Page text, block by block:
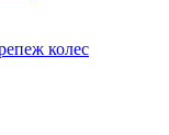
колес